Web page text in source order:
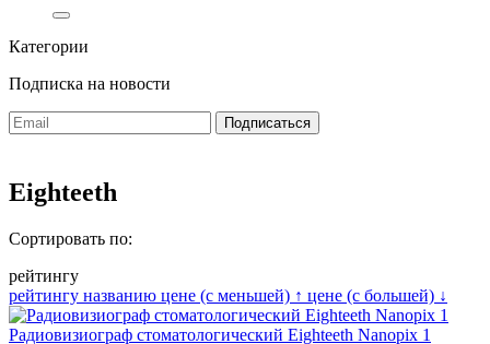
Категории
Подписка на новости
Eighteeth
Сортировать по:
рейтингу
рейтингу названию цене (с меньшей) ↑ цене (с большей) ↓
Радиовизиограф стоматологический Eighteeth Nanopix 1